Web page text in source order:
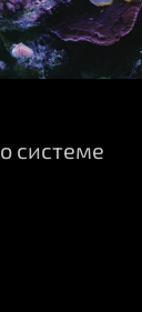
системе